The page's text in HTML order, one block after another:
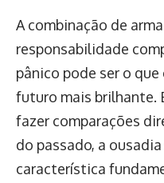
A combinação de
responsabilidade
pânico pode ser o que
futuro mais brilhante.
fazer comparações
do passado, a
característica